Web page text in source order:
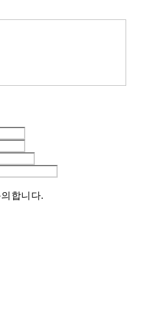
합니다.